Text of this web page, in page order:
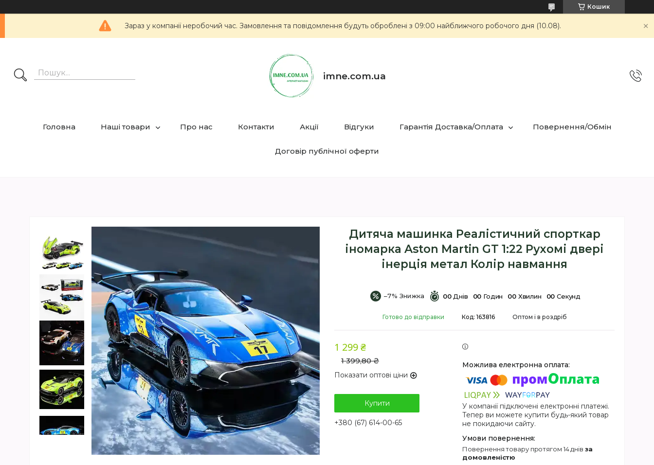
Кошик
Зараз у компанії неробочий час. Замовлення та повідомлення будуть оброблені з 09:00 найближчого робочого дня (10.08).
imne.com.ua
Головна Наші товари Про нас Контакти Акції Відгуки Гарантія Доставка/Оплата Повернення/Обмін
Договір публічної оферти
Дитяча машинка Реалістичний спорткар
іномарка Aston Martin GT 1:22 Рухомі двері
інерція метал Колір навмання
–7% 00 Днів 00 Годин 00 Хвилин 00 Секунд
Готово до відправки Оптом і в роздріб
Код: 163816
1 399,80 ₴
1 299 ₴
Показати оптові ціни
Купити
+380 (67) 614-00-65
У компанії підключені електронні платежі.
Тепер ви можете купити будь-який товар
не покидаючи сайту.
повернення товару протягом 14 днів за
домовленістю